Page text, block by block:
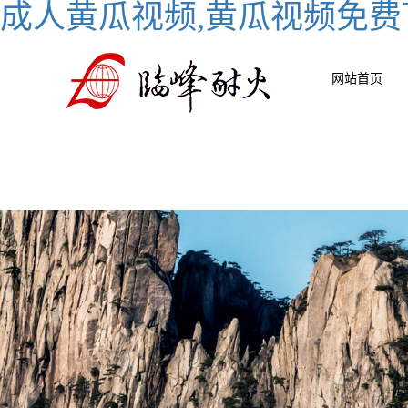
成人黄瓜视频,黄瓜视频免
网站首页